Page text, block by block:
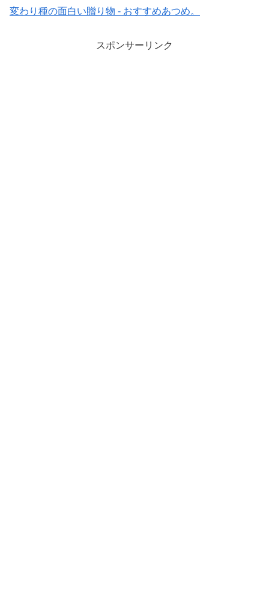
変わり種の面白い贈り物 - おすすめあつめ。
スポンサーリンク